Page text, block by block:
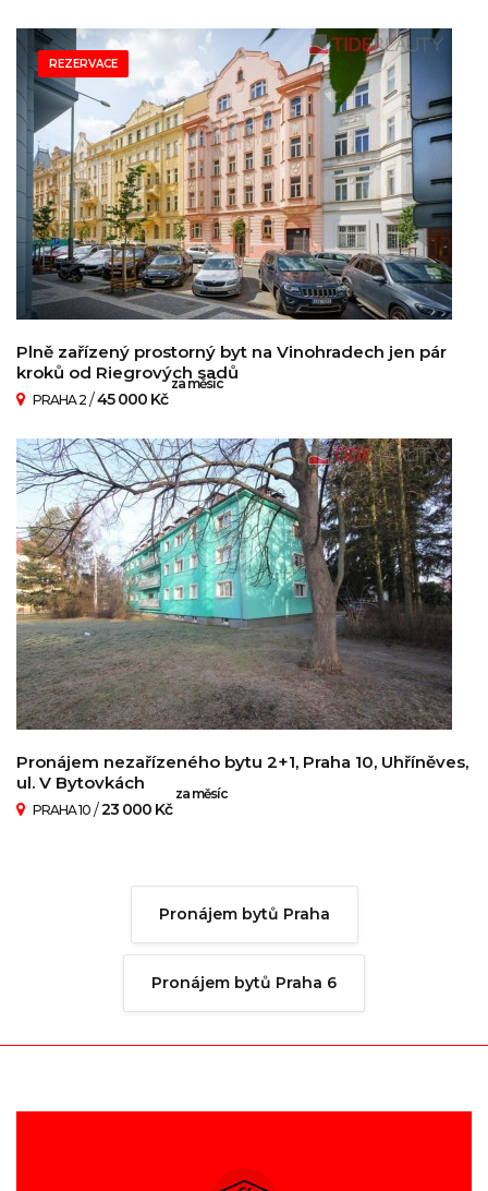
REZERVACE
Plně zařízený prostorný byt na Vinohradech jen pár
kroků od Riegrových sadů
PRAHA 2 /45 000 Kč
za měsíc
Pronájem nezařízeného bytu 2+1, Praha 10, Uhříněves,
ul. V Bytovkách
PRAHA 10 /23 000 Kč
za měsíc
Pronájem bytů Praha
Pronájem bytů Praha 6